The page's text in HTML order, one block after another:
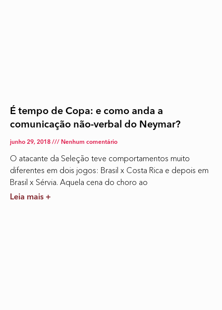
É tempo de Copa: e como anda a
comunicação não-verbal do Neymar?
junho 29, 2018 Nenhum comentário
O atacante da Seleção teve comportamentos muito
diferentes em dois jogos: Brasil x Costa Rica e depois em
Brasil x Sérvia. Aquela cena do choro ao
Leia mais +